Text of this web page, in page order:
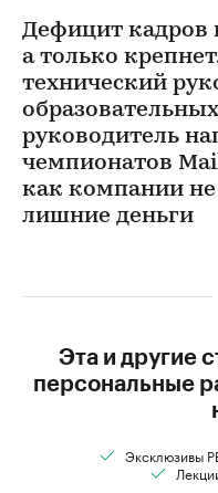
Дефицит кадров
а только
технический
руководитель
чемпионатов
как компании
лишние деньги
Эта и другие
персональные
Эксклюзивы